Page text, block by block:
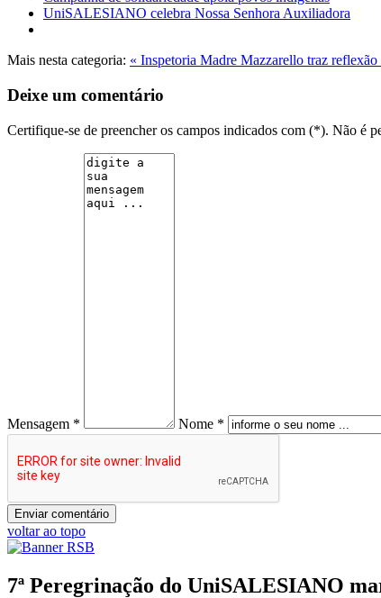
UniSALESIANO celebra Nossa Senhora Auxiliadora
Mais nesta categoria: « Inspetoria Madre Mazzarello traz
Deixe um comentário
Certifique-se de preencher os campos indicados com (*). Não é
Mensagem * Nome *
voltar ao topo
7ª Peregrinação do UniSALESIANO